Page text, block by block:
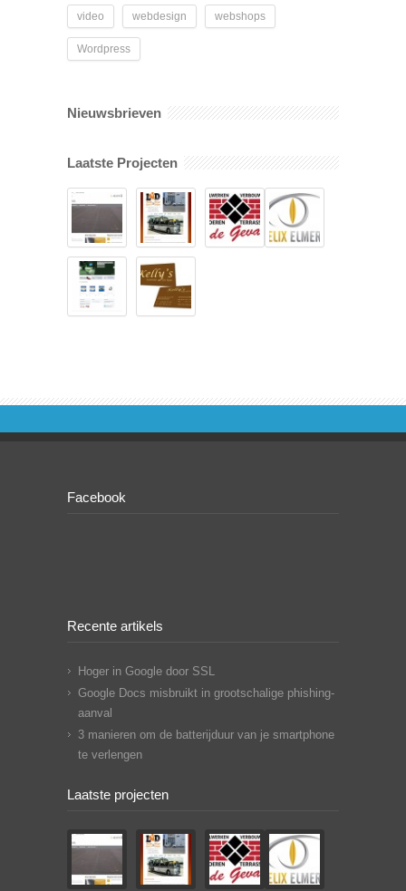
video webdesign webshops
Wordpress
Nieuwsbrieven
Laatste Projecten
Facebook
Recente artikels
Hoger in Google door SSL
Google Docs misbruikt in grootschalige phishing-
aanval
3 manieren om de batterijduur van je smartphone
te verlengen
Laatste projecten